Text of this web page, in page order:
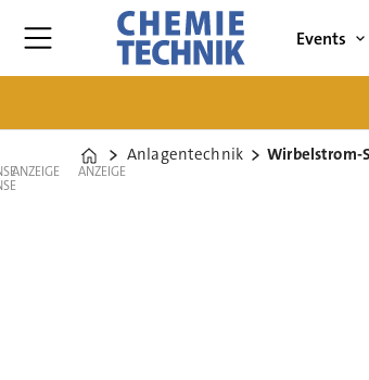
Events
Home
Anlagentechnik Wirbelstrom-
ANZEIGE ANZEIGE